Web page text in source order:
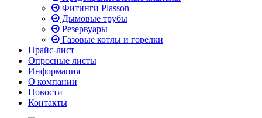
Фитинги Plasson
Дымовые трубы
Резервуары
Газовые котлы и горелки
Прайс-лист
Опросные листы
Информация
О компании
Новости
Контакты